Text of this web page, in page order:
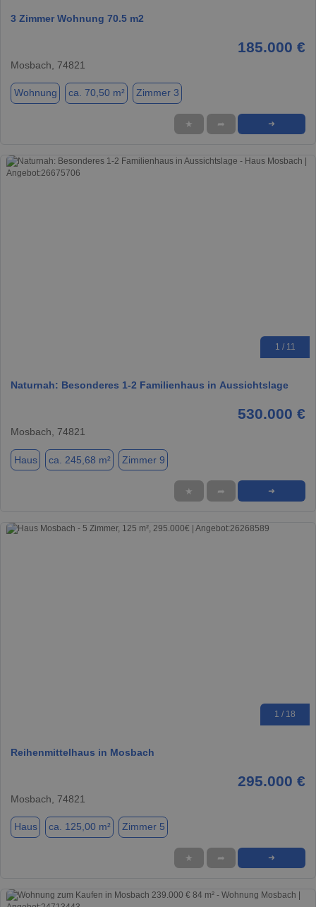
3 Zimmer Wohnung 70.5 m2
185.000 €
Mosbach, 74821
Wohnung ca. 70,50 m² Zimmer 3
★ ➦ ➜
1 / 11
Naturnah: Besonderes 1-2 Familienhaus in Aussichtslage
530.000 €
Mosbach, 74821
Haus ca. 245,68 m² Zimmer 9
★ ➦ ➜
1 / 18
Reihenmittelhaus in Mosbach
295.000 €
Mosbach, 74821
Haus ca. 125,00 m² Zimmer 5
★ ➦ ➜